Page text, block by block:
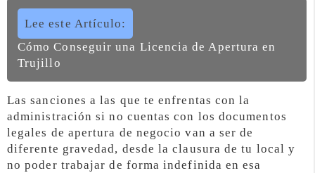
Lee este Artículo:
Cómo Conseguir una Licencia de Apertura en
Trujillo
Las sanciones a las que te enfrentas con la
administración si no cuentas con los documentos
legales de apertura de negocio van a ser de
diferente gravedad, desde la clausura de tu local y
no poder trabajar de forma indefinida en esa